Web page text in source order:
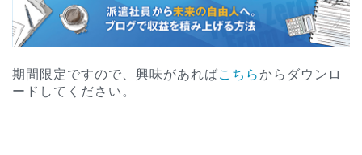
期間限定ですので、興味があればこちらからダウンロ
ードしてください。